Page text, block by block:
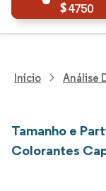
4750
Início Análise
Tamanho e
Colorantes